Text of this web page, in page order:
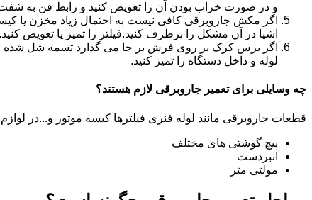
و در صورت خراب بودن آن را تعویض کنید و رابط فن به شفت
اگر مکش جاروبرقی کافی نیست به احتمال زیاد مخزن یا
اشیا در آن مشکل را برطرف کنید.فیلتر را تمیز یا تعویض
اگر برس کرک بر روی فرش بر جا می گذارد تسمه شل شده را
لوله و داخل دستگاه را تمیز کنید.
چه وسایلی برای تعمیر جاروبرقی لازم هستند؟
قطعات جاروبرقی مانند لوله فنری فیلترها کیسه موتور و...در
پیچ گوشتی های مختلف
انبردست
مولتی متر